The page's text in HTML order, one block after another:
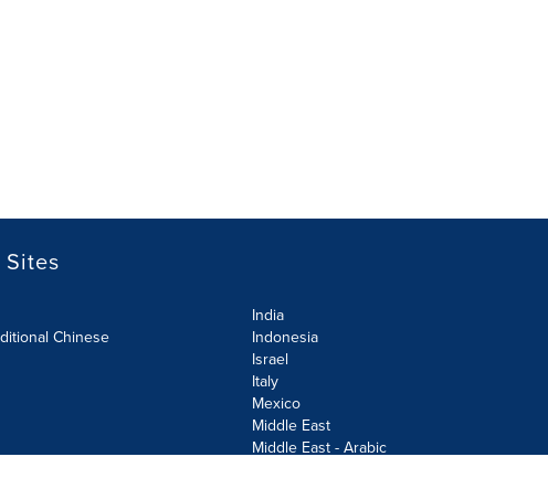
Chinese
India
Indonesia
Israel
Italy
Mexico
Middle East
Middle East - Arabic